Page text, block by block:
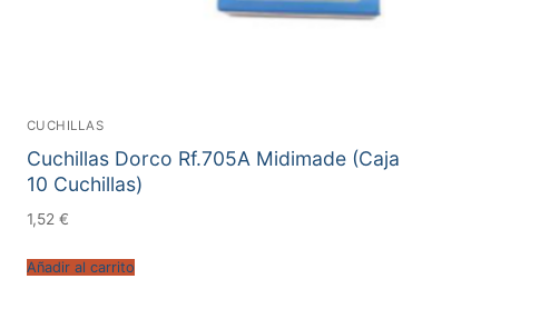
CUCHILLAS
Cuchillas Dorco Rf.705A Midimade (Caja
10 Cuchillas)
1,52 €
Añadir al carrito